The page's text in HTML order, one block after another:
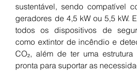
sustentável, sendo compatível
geradores de 4,5 kW ou 5,5 kW.
todos os dispositivos de
como extintor de incêndio e
CO₂, além de ter uma
pronta para suportar as